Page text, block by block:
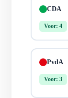
CDA
Voor: 4
PvdA
Voor: 3